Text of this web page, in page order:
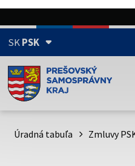
SKPSK
Doména psk.sk je oficiálna
Toto je oficiálna webová
psk.sk.
Úradná tabuľa Zmluvy